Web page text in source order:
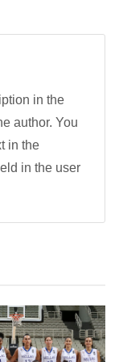
in the
author. You
in the
in the user